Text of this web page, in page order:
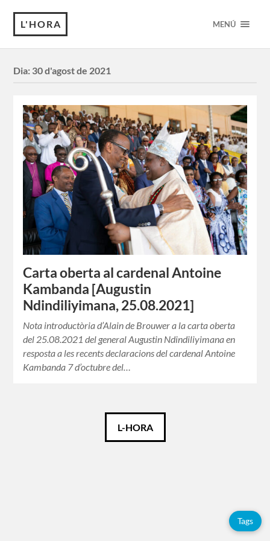
L'HORA MENÚ
Dia: 30 d'agost de 2021
Carta oberta al cardenal Antoine
Kambanda [Augustin
Ndindiliyimana, 25.08.2021]
Nota introductòria d’Alain de Brouwer a la carta oberta
del 25.08.2021 del general Augustin Ndindiliyimana en
resposta a les recents declaracions del cardenal Antoine
Kambanda 7 d’octubre del…
L-HORA
Tags